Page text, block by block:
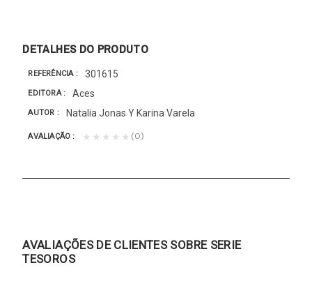
DETALHES DO PRODUTO
REFERÊNCIA 301615
EDITORA Aces
AUTOR Natalia Jonas Y Karina Varela
AVALIAÇÃO ★★★★★ (0)
AVALIAÇÕES DE CLIENTES SOBRE SERIE
TESOROS